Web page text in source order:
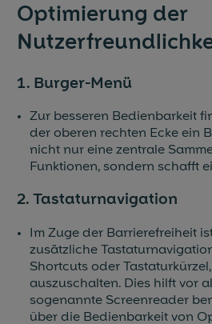
Optimierung der
1. Burger-Menü
Zur besseren Bedienbarkeit
der oberen rechten Ecke ein
nicht nur eine zentrale
Funktionen, sondern schafft
2. Tastaturnavigation
Im Zuge der Barrierefreiheit
zusätzliche
Shortcuts oder
auszuschalten. Dies hilft vor
sogenannte Screenreader
über die Bedienbarkeit von